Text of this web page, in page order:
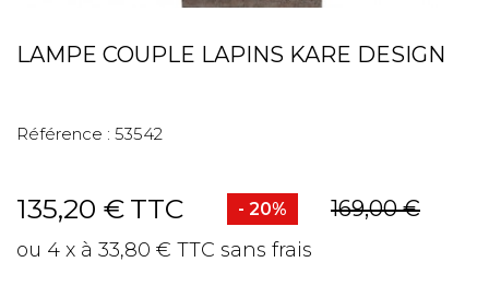
LAMPE COUPLE LAPINS KARE DESIGN
Référence : 53542
135,20 € TTC - 20% 169,00 €
ou 4 x à 33,80 € TTC sans frais